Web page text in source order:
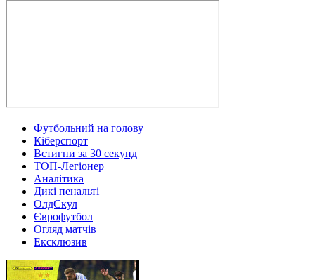
Футбольний на голову
Кіберспорт
Встигни за 30 секунд
ТОП-Легіонер
Аналітика
Дикі пенальті
ОлдСкул
Єврофутбол
Огляд матчів
Ексклюзив